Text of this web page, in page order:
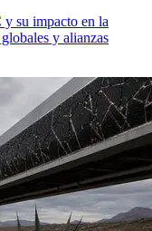
su impacto en la
y alianzas